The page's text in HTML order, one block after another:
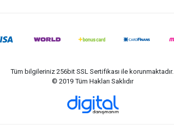
Tüm bilgileriniz 256bit SSL Sertifikası ile korunmaktadır.
© 2019Tüm Hakları Saklıdır